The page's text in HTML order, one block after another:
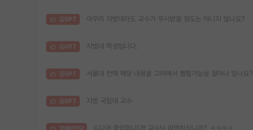
김GPT 아무리 지방대라도 교수가 무시받을 정도는 아니지 않나요?
김GPT 지방대 학생입니다.
김GPT 서울대 컨택 해당 내용을 고려해서 뽑힐가능성 얼마나 있나요?
김GPT 지방 국립대 교수
명예의전당 드디어 졸업합니다!! 교수님 마땅하십니까? ㅋㅋㅋㅋ